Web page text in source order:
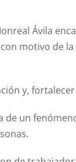
Ávila
motivo de
y,
un